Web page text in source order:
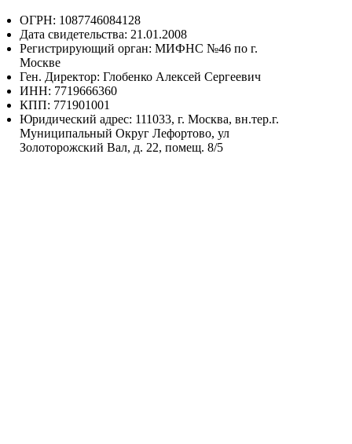
ОГРН: 1087746084128
Дата свидетельства: 21.01.2008
Регистрирующий орган: МИФНС №46 по г.
Москве
Ген. Директор: Глобенко Алексей Сергеевич
ИНН: 7719666360
КПП: 771901001
Юридический адрес: 111033, г. Москва, вн.тер.г.
Муниципальный Округ Лефортово, ул
Золоторожский Вал, д. 22, помещ. 8/5